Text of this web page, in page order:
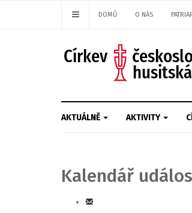
DOMŮ O NÁS
AKTUÁLNĚ AKTIVITY
Kalendář